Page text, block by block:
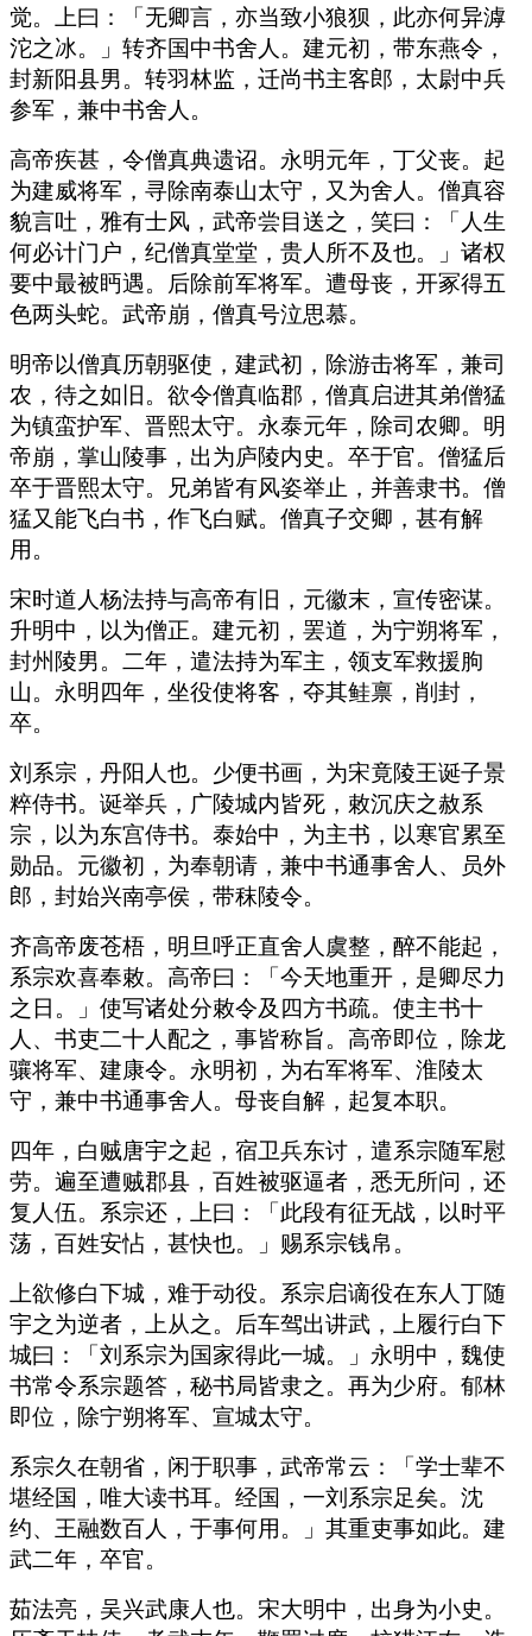
觉。上曰：「无卿言，亦当致小狼狈，此亦何异滹
沱之冰。」转齐国中书舍人。建元初，带东燕令，
封新阳县男。转羽林监，迁尚书主客郎，太尉中兵
参军，兼中书舍人。
高帝疾甚，令僧真典遗诏。永明元年，丁父丧。起
为建威将军，寻除南泰山太守，又为舍人。僧真容
貌言吐，雅有士风，武帝尝目送之，笑曰：「人生
何必计门户，纪僧真堂堂，贵人所不及也。」诸权
要中最被眄遇。后除前军将军。遭母丧，开冢得五
色两头蛇。武帝崩，僧真号泣思慕。
明帝以僧真历朝驱使，建武初，除游击将军，兼司
农，待之如旧。欲令僧真临郡，僧真启进其弟僧猛
为镇蛮护军、晋熙太守。永泰元年，除司农卿。明
帝崩，掌山陵事，出为庐陵内史。卒于官。僧猛后
卒于晋熙太守。兄弟皆有风姿举止，并善隶书。僧
猛又能飞白书，作飞白赋。僧真子交卿，甚有解
用。
宋时道人杨法持与高帝有旧，元徽末，宣传密谋。
升明中，以为僧正。建元初，罢道，为宁朔将军，
封州陵男。二年，遣法持为军主，领支军救援朐
山。永明四年，坐役使将客，夺其鲑禀，削封，
卒。
刘系宗，丹阳人也。少便书画，为宋竟陵王诞子景
粹侍书。诞举兵，广陵城内皆死，敕沉庆之赦系
宗，以为东宫侍书。泰始中，为主书，以寒官累至
勋品。元徽初，为奉朝请，兼中书通事舍人、员外
郎，封始兴南亭侯，带秣陵令。
齐高帝废苍梧，明旦呼正直舍人虞整，醉不能起，
系宗欢喜奉敕。高帝曰：「今天地重开，是卿尽力
之日。」使写诸处分敕令及四方书疏。使主书十
人、书吏二十人配之，事皆称旨。高帝即位，除龙
骧将军、建康令。永明初，为右军将军、淮陵太
守，兼中书通事舍人。母丧自解，起复本职。
四年，白贼唐宇之起，宿卫兵东讨，遣系宗随军慰
劳。遍至遭贼郡县，百姓被驱逼者，悉无所问，还
复人伍。系宗还，上曰：「此段有征无战，以时平
荡，百姓安怗，甚快也。」赐系宗钱帛。
上欲修白下城，难于动役。系宗启谪役在东人丁随
宇之为逆者，上从之。后车驾出讲武，上履行白下
城曰：「刘系宗为国家得此一城。」永明中，魏使
书常令系宗题答，秘书局皆隶之。再为少府。郁林
即位，除宁朔将军、宣城太守。
系宗久在朝省，闲于职事，武帝常云：「学士辈不
堪经国，唯大读书耳。经国，一刘系宗足矣。沈
约、王融数百人，于事何用。」其重吏事如此。建
武二年，卒官。
茹法亮，吴兴武康人也。宋大明中，出身为小史。